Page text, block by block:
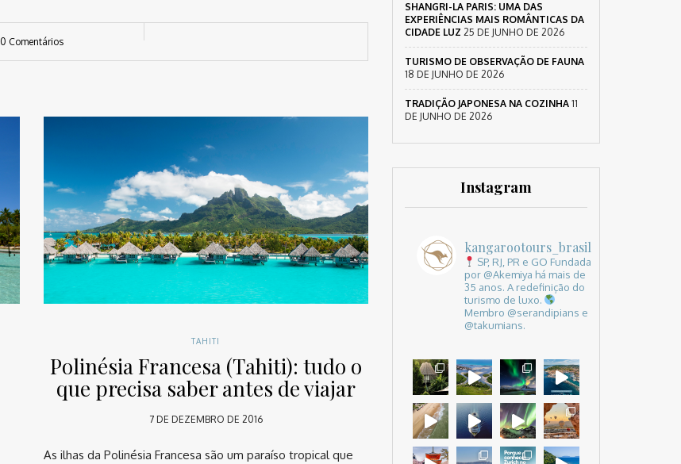
0 Comentários
TAHITI
Polinésia Francesa (Tahiti): tudo o
que precisa saber antes de viajar
7 DE DEZEMBRO DE 2016
As ilhas da Polinésia Francesa são um paraíso tropical que
SHANGRI-LA PARIS: UMA DAS
EXPERIÊNCIAS MAIS ROMÂNTICAS DA
CIDADE LUZ 25 DE JUNHO DE 2026
TURISMO DE OBSERVAÇÃO DE FAUNA
18 DE JUNHO DE 2026
TRADIÇÃO JAPONESA NA COZINHA 11
DE JUNHO DE 2026
Instagram
kangarootours_brasil
SP, RJ, PR e GO Fundada
por @Akemiya há mais de
35 anos. A redefinição do
turismo de luxo.
Membro @serandipians e
@takumians.